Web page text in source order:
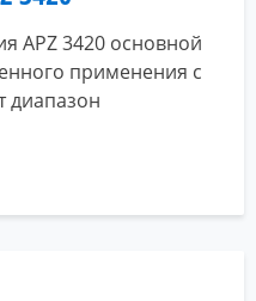
APZ 3420 основной
применения с
диапазон